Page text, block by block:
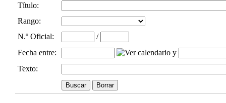
Título:
Rango:
N.º Oficial:
/
Fecha entre:
y
Texto: